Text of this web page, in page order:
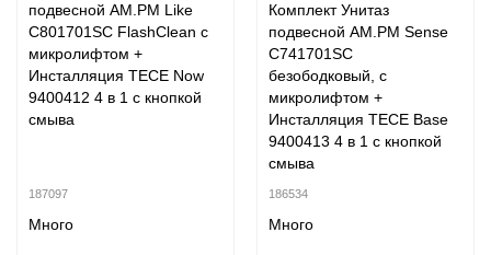
подвесной AM.PM Like
C801701SC FlashClean с
микролифтом +
Инсталляция TECE Now
9400412 4 в 1 с кнопкой
смыва
187097
Много
Комплект Унитаз
подвесной AM.PM Sense
C741701SC
безободковый, с
микролифтом +
Инсталляция TECE Base
9400413 4 в 1 с кнопкой
смыва
186534
Много